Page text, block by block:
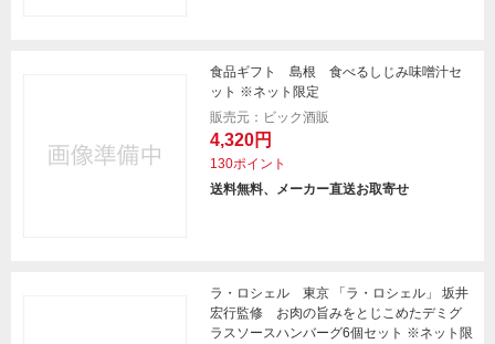
食品ギフト 島根 食べるしじみ味噌汁セ
ット ※ネット限定
販売元：ビック酒販
4,320円
130ポイント
送料無料、メーカー直送お取寄せ
ラ・ロシェル 東京 「ラ・ロシェル」 坂井
宏行監修 お肉の旨みをとじこめたデミグ
ラスソースハンバーグ6個セット ※ネット限